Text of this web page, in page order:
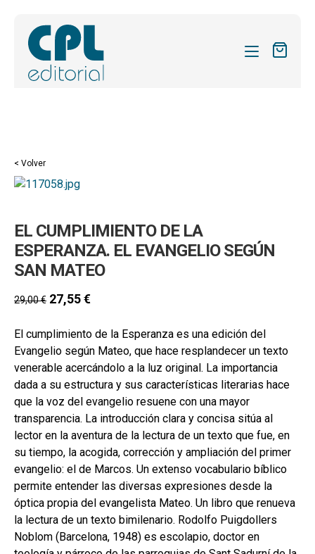
REVISTAS
FORMAS
ACTUALIDAD
BLOG
CONTACTO
MI CUENTA
BUSCAR
CAT
< Volver
EL CUMPLIMIENTO DE LA
ESPERANZA. EL EVANGELIO SEGÚN
SAN MATEO
29,00€ 27,55€
El cumplimiento de la Esperanza es una edición del
Evangelio según Mateo, que hace resplandecer un texto
venerable acercándolo a la luz original. La importancia
dada a su estructura y sus características literarias hace
que la voz del evangelio resuene con una mayor
transparencia. La introducción clara y concisa sitúa al
lector en la aventura de la lectura de un texto que fue, en
su tiempo, la acogida, corrección y ampliación del primer
evangelio: el de Marcos. Un extenso vocabulario bíblico
permite entender las diversas expresiones desde la
óptica propia del evangelista Mateo. Un libro que renueva
la lectura de un texto bimilenario. Rodolfo Puigdollers
Noblom (Barcelona, 1948) es escolapio, doctor en